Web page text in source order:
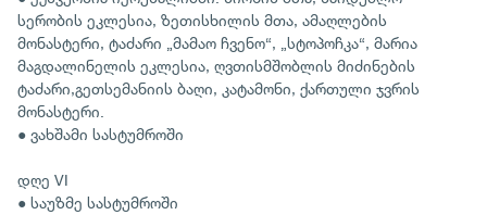
სერობის ეკლესია, ზეთისხილის მთა, ამაღლების
მონასტერი, ტაძარი „მამაო ჩვენო“, „სტოპოჩკა“, მარია
მაგდალინელის ეკლესია, ღვთისმშობლის მიძინების
ტაძარი,გეთსემანიის ბაღი, კატამონი, ქართული ჯვრის
მონასტერი.
● ვახშამი სასტუმროში
დღე VI
● საუზმე სასტუმროში